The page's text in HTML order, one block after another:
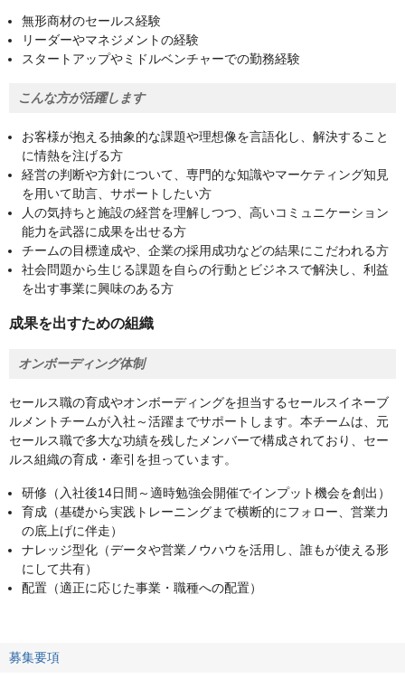
無形商材のセールス経験
リーダーやマネジメントの経験
スタートアップやミドルベンチャーでの勤務経験
こんな方が活躍します
お客様が抱える抽象的な課題や理想像を言語化し、解決すること
に情熱を注げる方
経営の判断や方針について、専門的な知識やマーケティング知見
を用いて助言、サポートしたい方
人の気持ちと施設の経営を理解しつつ、高いコミュニケーション
能力を武器に成果を出せる方
チームの目標達成や、企業の採用成功などの結果にこだわれる方
社会問題から生じる課題を自らの行動とビジネスで解決し、利益
を出す事業に興味のある方
成果を出すための組織
オンボーディング体制
セールス職の育成やオンボーディングを担当するセールスイネーブ
ルメントチームが入社～活躍までサポートします。本チームは、元
セールス職で多大な功績を残したメンバーで構成されており、セー
ルス組織の育成・牽引を担っています。
研修（入社後14日間～適時勉強会開催でインプット機会を創出）
育成（基礎から実践トレーニングまで横断的にフォロー、営業力
の底上げに伴走）
ナレッジ型化（データや営業ノウハウを活用し、誰もが使える形
にして共有）
配置（適正に応じた事業・職種への配置）
募集要項